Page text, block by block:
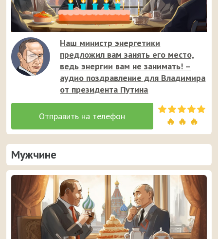
Наш министр энергетики
предложил вам занять его место,
ведь энергии вам не занимать! –
аудио поздравление для Владимира
от президента Путина
🔥 🔥 🔥
Мужчине